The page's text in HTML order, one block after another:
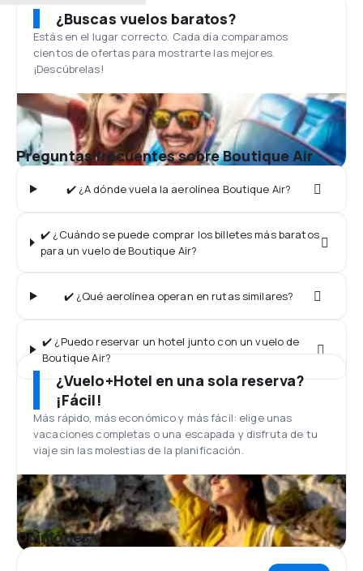
¿Buscas vuelos baratos?
Estás en el lugar correcto. Cada día comparamos
cientos de ofertas para mostrarte las mejores.
¡Descúbrelas!
Preguntas frecuentes sobre Boutique Air
✔️ ¿A dónde vuela la aerolínea Boutique Air?
✔️ ¿Cuándo se puede comprar los billetes más baratos
para un vuelo de Boutique Air?
✔️ ¿Qué aerolínea operan en rutas similares?
✔️ ¿Puedo reservar un hotel junto con un vuelo de
Boutique Air?
¿Vuelo+Hotel en una sola reserva?
¡Fácil!
Más rápido, más económico y más fácil: elige unas
vacaciones completas o una escapada y disfruta de tu
viaje sin las molestias de la planificación.
Opiniones